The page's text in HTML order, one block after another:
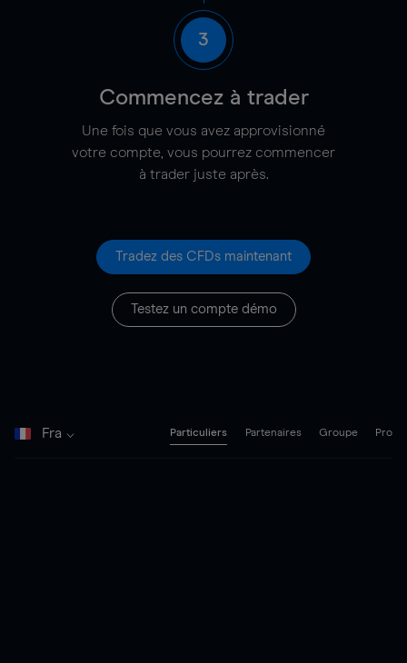
3
Commencez à trader
Une fois que vous avez approvisionné
votre compte, vous pourrez commencer
à trader juste après.
Tradez des CFDs maintenant
Testez un compte démo
Fra Particuliers Partenaires Groupe Pro